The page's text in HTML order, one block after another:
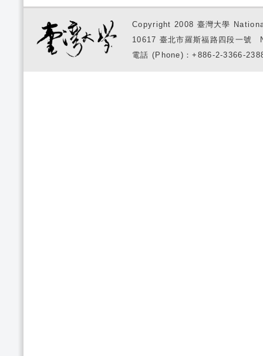
Copyright 2008 臺灣大學
10617 臺北市羅斯福路四段一
電話 (Phone)：+886-2-3366-